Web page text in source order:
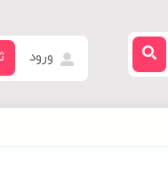
ورود